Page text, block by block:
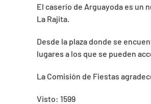
El caserío de Arguayoda es un
La Rajita.
Desde la plaza donde se
lugares a los que se pueden
La Comisión de Fiestas
Visto: 1599